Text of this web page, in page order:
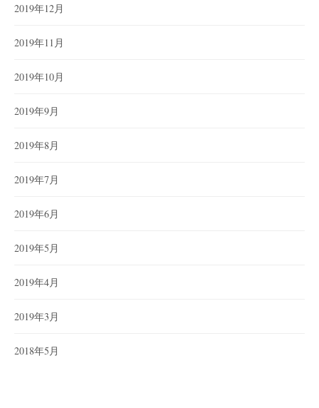
2019年12月
2019年11月
2019年10月
2019年9月
2019年8月
2019年7月
2019年6月
2019年5月
2019年4月
2019年3月
2018年5月